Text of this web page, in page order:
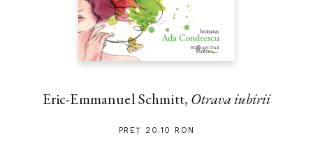
Eric-Emmanuel Schmitt, Otrava iubirii
PREȚ 20.10 RON